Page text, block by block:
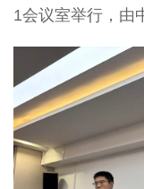
1会议室举行，由